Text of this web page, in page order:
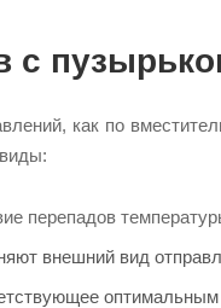
с
как по
перепадов
внешний вид